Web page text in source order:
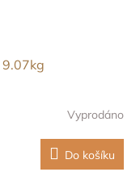
Vyprodáno
Do košíku